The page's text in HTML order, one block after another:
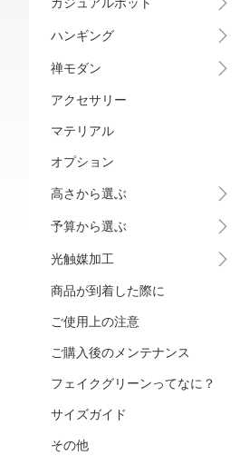
ハンギング
禅モダン
アクセサリー
マテリアル
オプション
高さから選ぶ
予算から選ぶ
光触媒加工
商品が到着した際に
ご使用上の注意
ご購入後のメンテナンス
フェイクグリーンってなに？
サイズガイド
その他